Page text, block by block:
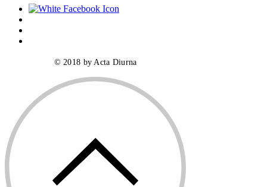
© 2018 by Acta Diurna